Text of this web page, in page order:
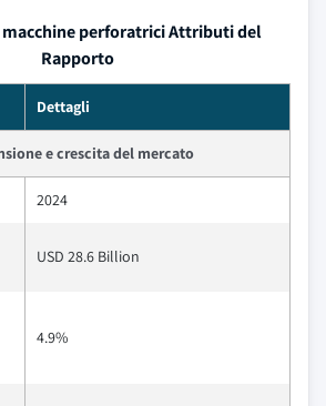
perforatrici Attributi del
Rapporto
Dettagli
e crescita del mercato
2024
USD 28.6 Billion
4.9%